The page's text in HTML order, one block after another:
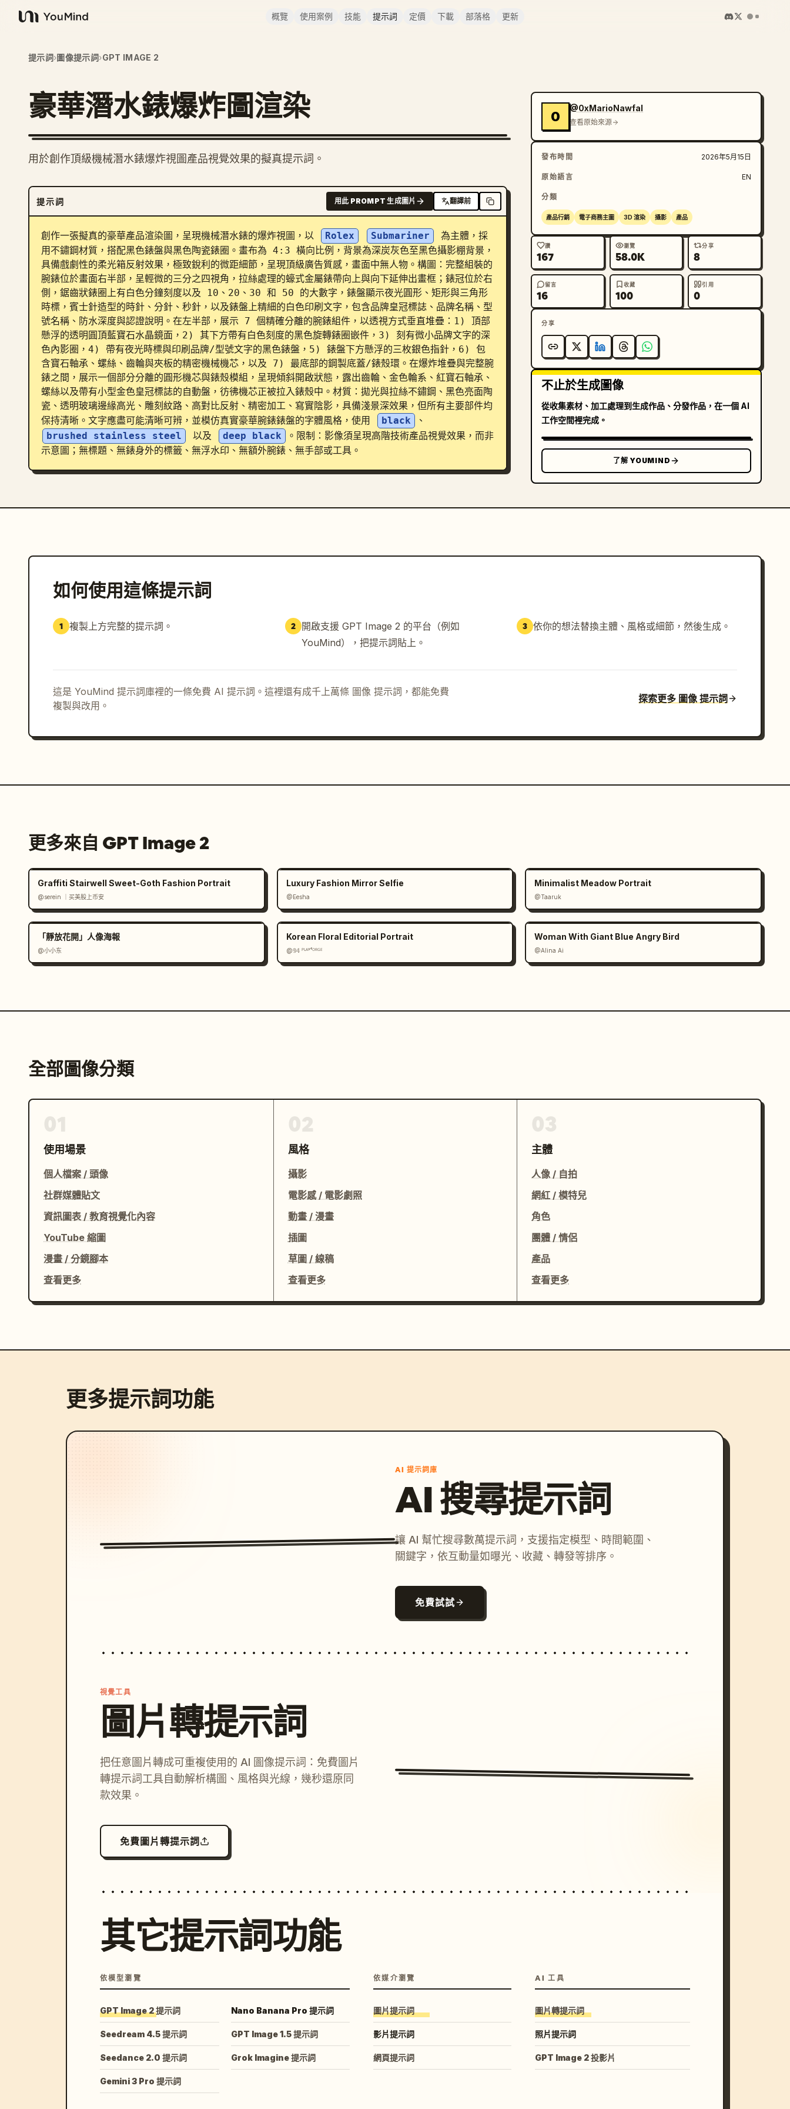
YouMind
概覽 使用案例 技能 提示詞 定價 下載 部落格 更新
提示詞›圖像提示詞›GPT IMAGE 2
豪華潛水錶爆炸圖渲染
用於創作頂級機械潛水錶爆炸視圖產品視覺效果的擬真提示詞。
提示詞 用此 PROMPT 生成圖片 翻譯前
創作一張擬真的豪華產品渲染圖，呈現機械潛水錶的爆炸視圖，以 Rolex Submariner
為主體，採
用不鏽鋼材質，搭配黑色錶盤與黑色陶瓷錶圈。畫布為 4:3 橫向比例，背景為深炭灰色至黑色攝影棚背景，
具備戲劇性的柔光箱反射效果，極致銳利的微距細節，呈現頂級廣告質感，畫面中無人物。構圖：完整組裝的
腕錶位於畫面右半部，呈輕微的三分之四視角，拉絲處理的蠔式金屬錶帶向上與向下延伸出畫框；錶冠位於右
側，鋸齒狀錶圈上有白色分鐘刻度以及 10、20、30 和 50 的大數字，錶盤顯示夜光圓形、矩形與三角形
時標，賓士針造型的時針、分針、秒針，以及錶盤上精細的白色印刷文字，包含品牌皇冠標誌、品牌名稱、型
號名稱、防水深度與認證說明。在左半部，展示 7 個精確分離的腕錶組件，以透視方式垂直堆疊：1) 頂部
懸浮的透明圓頂藍寶石水晶鏡面，2) 其下方帶有白色刻度的黑色旋轉錶圈嵌件，3) 刻有微小品牌文字的深
色內影圈，4) 帶有夜光時標與印刷品牌/型號文字的黑色錶盤，5) 錶盤下方懸浮的三枚銀色指針，6) 包
含寶石軸承、螺絲、齒輪與夾板的精密機械機芯，以及 7) 最底部的鋼製底蓋/錶殼環。在爆炸堆疊與完整腕
錶之間，展示一個部分分離的圓形機芯與錶殼模組，呈現傾斜開啟狀態，露出齒輪、金色輪系、紅寶石軸承、
螺絲以及帶有小型金色皇冠標誌的自動盤，彷彿機芯正被拉入錶殼中。材質：拋光與拉絲不鏽鋼、黑色亮面陶
瓷、透明玻璃邊緣高光、雕刻紋路、高對比反射、精密加工、寫實陰影，具備淺景深效果，但所有主要部件均
保持清晰。文字應盡可能清晰可辨，並模仿真實豪華腕錶錶盤的字體風格，使用
black
、
brushed stainless steel
以及 deep black
。限制：影像須呈現高階技術產品視覺效果，而非
示意圖；無標題、無錶身外的標籤、無浮水印、無額外腕錶、無手部或工具。
0
@0xMarioNawfal
查看原始來源
發布時間 2026年5月15日
原始語言 EN
分類
產品行銷 電子商務主圖 3D 渲染 攝影 產品
讚
167
瀏覽
58.0K
分享
8
留言
16
收藏
100
引用
0
分享
不止於生成圖像
從收集素材、加工處理到生成作品、分發作品，在一個 AI
工作空間裡完成。
了解 YOUMIND
如何使用這條提示詞
1 複製上方完整的提示詞。 2 開啟支援 GPT Image 2 的平台（例如
YouMind），把提示詞貼上。
3 依你的想法替換主體、風格或細節，然後生成。
這是 YouMind 提示詞庫裡的一條免費 AI 提示詞。這裡還有成千上萬條 圖像 提示詞，都能免費
複製與改用。
探索更多 圖像 提示詞
更多來自 GPT Image 2
Graffiti Stairwell Sweet-Goth Fashion Portrait
@serein ｜买美股上币安
Luxury Fashion Mirror Selfie
@Eesha
Minimalist Meadow Portrait
@Taaruk
「靜放花開」人像海報
@小小东
Korean Floral Editorial Portrait
@𝟡𝟜 ᴾᴸᴬʸᶠᴼᴿᴳᴱ
Woman With Giant Blue Angry Bird
@Alina Ai
全部圖像分類
使用場景
個人檔案 / 頭像
社群媒體貼文
資訊圖表 / 教育視覺化內容
YouTube 縮圖
漫畫 / 分鏡腳本
查看更多
風格
攝影
電影感 / 電影劇照
動畫 / 漫畫
插圖
草圖 / 線稿
查看更多
主體
人像 / 自拍
網紅 / 模特兒
角色
團體 / 情侶
產品
查看更多
更多提示詞功能
AI 提示詞庫
AI 搜尋提示詞
讓 AI 幫忙搜尋數萬提示詞，支援指定模型、時間範圍、
關鍵字，依互動量如曝光、收藏、轉發等排序。
免費試試
視覺工具
圖片轉提示詞
把任意圖片轉成可重複使用的 AI 圖像提示詞：免費圖片
轉提示詞工具自動解析構圖、風格與光線，幾秒還原同
款效果。
免費圖片轉提示詞
其它提示詞功能
依模型瀏覽
GPT Image 2 提示詞 Nano Banana Pro 提示詞
Seedream 4.5 提示詞 GPT Image 1.5 提示詞
Seedance 2.0 提示詞 Grok Imagine 提示詞
Gemini 3 Pro 提示詞
依媒介瀏覽
圖片提示詞
影片提示詞
網頁提示詞
AI 工具
圖片轉提示詞
照片提示詞
GPT Image 2 投影片